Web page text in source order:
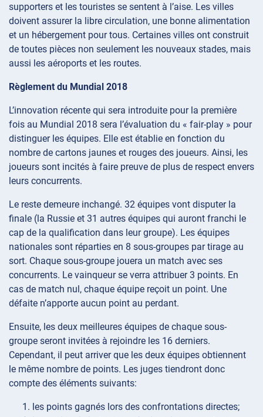
supporters et les touristes se sentent à l’aise. Les villes
doivent assurer la libre circulation, une bonne alimentation
et un hébergement pour tous. Certaines villes ont construit
de toutes pièces non seulement les nouveaux stades, mais
aussi les aéroports et les routes.
Règlement du Mundial 2018
L’innovation récente qui sera introduite pour la première
fois au Mundial 2018 sera l’évaluation du « fair-play » pour
distinguer les équipes. Elle est établie en fonction du
nombre de cartons jaunes et rouges des joueurs. Ainsi, les
joueurs sont incités à faire preuve de plus de respect envers
leurs concurrents.
Le reste demeure inchangé. 32 équipes vont disputer la
finale (la Russie et 31 autres équipes qui auront franchi le
cap de la qualification dans leur groupe). Les équipes
nationales sont réparties en 8 sous-groupes par tirage au
sort. Chaque sous-groupe jouera un match avec ses
concurrents. Le vainqueur se verra attribuer 3 points. En
cas de match nul, chaque équipe reçoit un point. Une
défaite n’apporte aucun point au perdant.
Ensuite, les deux meilleures équipes de chaque sous-
groupe seront invitées à rejoindre les 16 derniers.
Cependant, il peut arriver que les deux équipes obtiennent
le même nombre de points. Les juges tiendront donc
compte des éléments suivants:
les points gagnés lors des confrontations directes;